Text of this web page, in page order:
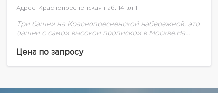
Адрес: Краснопресненская наб. 14 вл 1
Три башни на Краснопресненской набережной, это
башни с самой высокой пропиской в Москве.На
озеленение. Спроектирован прогрессивный
Цена по запросу